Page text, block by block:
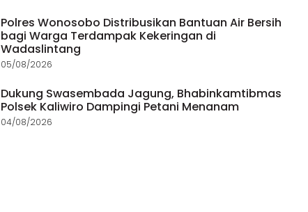
Polres Wonosobo Distribusikan Bantuan Air Bersih
bagi Warga Terdampak Kekeringan di
Wadaslintang
05/08/2026
Dukung Swasembada Jagung, Bhabinkamtibmas
Polsek Kaliwiro Dampingi Petani Menanam
04/08/2026